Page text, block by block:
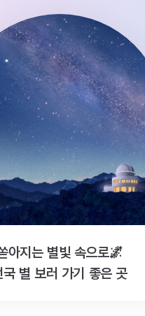
아지는 별빛 속으로🌌
국 별 보러 가기 좋은 곳